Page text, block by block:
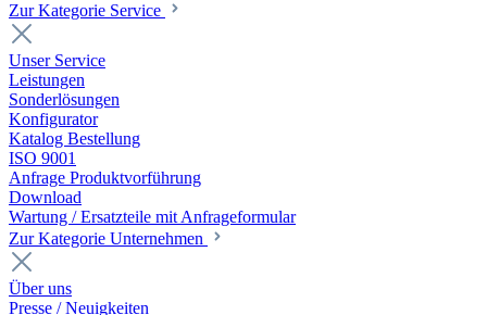
Zur Kategorie Service
Unser Service
Leistungen
Sonderlösungen
Konfigurator
Katalog Bestellung
ISO 9001
Anfrage Produktvorführung
Download
Wartung / Ersatzteile mit Anfrageformular
Zur Kategorie Unternehmen
Über uns
Presse / Neuigkeiten